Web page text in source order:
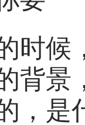
候
背景
，是